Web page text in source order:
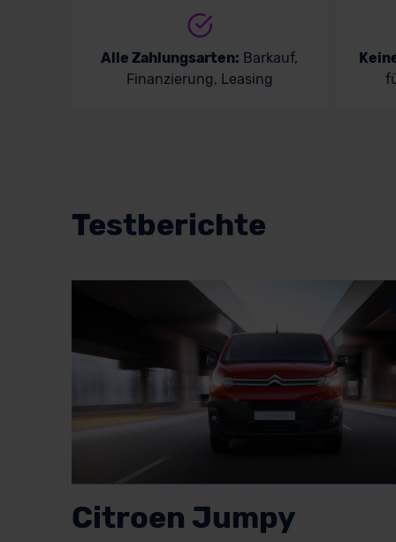
Alle Zahlungsarten: Barkauf,
Finanzierung, Leasing
Testberichte
Citroen Jumpy